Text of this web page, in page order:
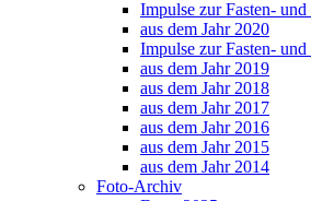
Impulse zur Fasten- und
aus dem Jahr 2020
Impulse zur Fasten-
aus dem Jahr 2019
aus dem Jahr 2018
aus dem Jahr 2017
aus dem Jahr 2016
aus dem Jahr 2015
aus dem Jahr 2014
Foto-Archiv